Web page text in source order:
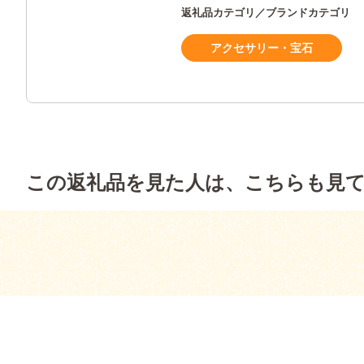
返礼品カテゴリ／ブランドカテゴリ
アクセサリー・宝石
この返礼品を見た人は、こちらも見